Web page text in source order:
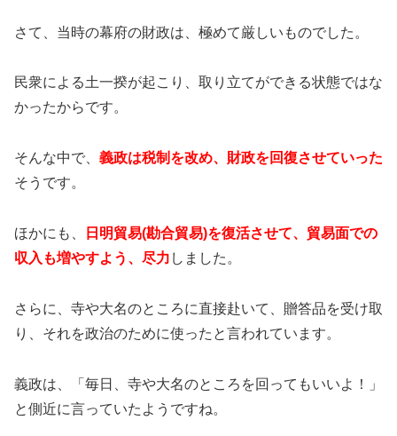
さて、当時の幕府の財政は、極めて厳しいものでした。
民衆による土一揆が起こり、取り立てができる状態ではな
かったからです。
そんな中で、 義政は税制を改め、財政を回復させていった
そうです。
ほかにも、
日明貿易(勘合貿易)を復活させて、貿易面での
収入も増やすよう、尽力 しました。
さらに、寺や大名のところに直接赴いて、贈答品を受け取
り、それを政治のために使ったと言われています。
義政は、「毎日、寺や大名のところを回ってもいいよ！」
と側近に言っていたようですね。